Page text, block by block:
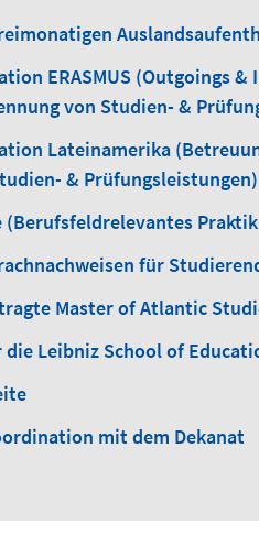
ERASMUS (Outgoings &
von Studien- &
Lateinamerika
& Prüfungsleistungen)
für
Master of Atlantic
Leibniz School of
mit dem Dekanat